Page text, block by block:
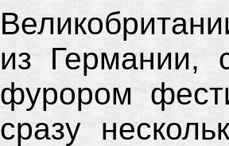
из Германии,
фурором
сразу